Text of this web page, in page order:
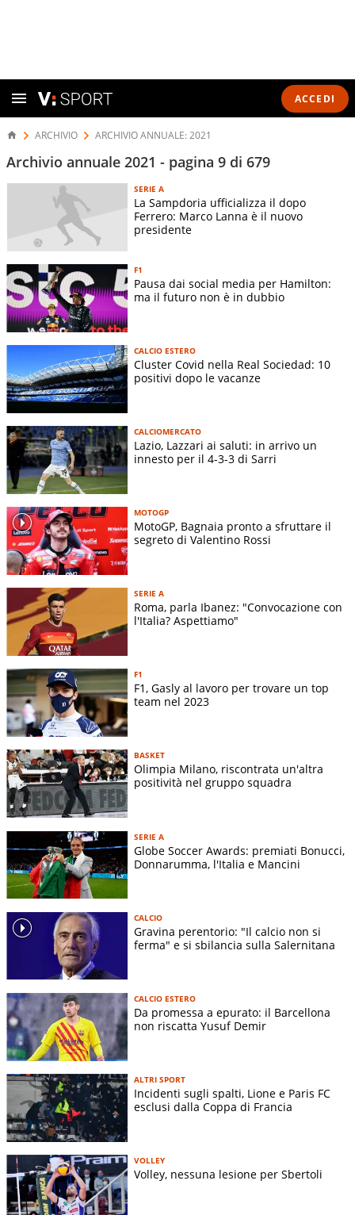
ACCEDI
ARCHIVIO ARCHIVIO ANNUALE: 2021
Archivio annuale 2021 - pagina 9 di 679
SERIE A
La Sampdoria ufficializza il dopo
Ferrero: Marco Lanna è il nuovo
presidente
F1
Pausa dai social media per Hamilton:
ma il futuro non è in dubbio
CALCIO ESTERO
Cluster Covid nella Real Sociedad: 10
positivi dopo le vacanze
CALCIOMERCATO
Lazio, Lazzari ai saluti: in arrivo un
innesto per il 4-3-3 di Sarri
MOTOGP
MotoGP, Bagnaia pronto a sfruttare il
segreto di Valentino Rossi
SERIE A
Roma, parla Ibanez: "Convocazione con
l'Italia? Aspettiamo"
F1
F1, Gasly al lavoro per trovare un top
team nel 2023
BASKET
Olimpia Milano, riscontrata un'altra
positività nel gruppo squadra
SERIE A
Globe Soccer Awards: premiati Bonucci,
Donnarumma, l'Italia e Mancini
CALCIO
Gravina perentorio: "Il calcio non si
ferma" e si sbilancia sulla Salernitana
CALCIO ESTERO
Da promessa a epurato: il Barcellona
non riscatta Yusuf Demir
ALTRI SPORT
Incidenti sugli spalti, Lione e Paris FC
esclusi dalla Coppa di Francia
VOLLEY
Volley, nessuna lesione per Sbertoli